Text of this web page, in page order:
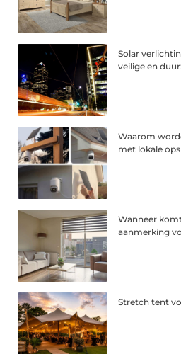
Solar
veilige en
Waarom
met lokale
Wanneer
aanmerking
Stretch tent